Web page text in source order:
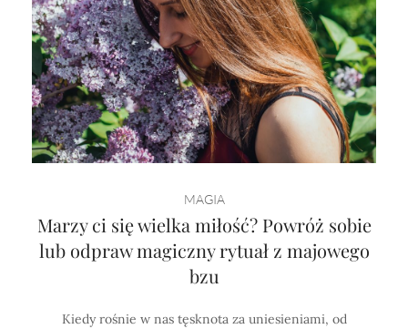
MAGIA
Marzy ci się wielka miłość? Powróż sobie
lub odpraw magiczny rytuał z majowego
bzu
Kiedy rośnie w nas tęsknota za uniesieniami, od